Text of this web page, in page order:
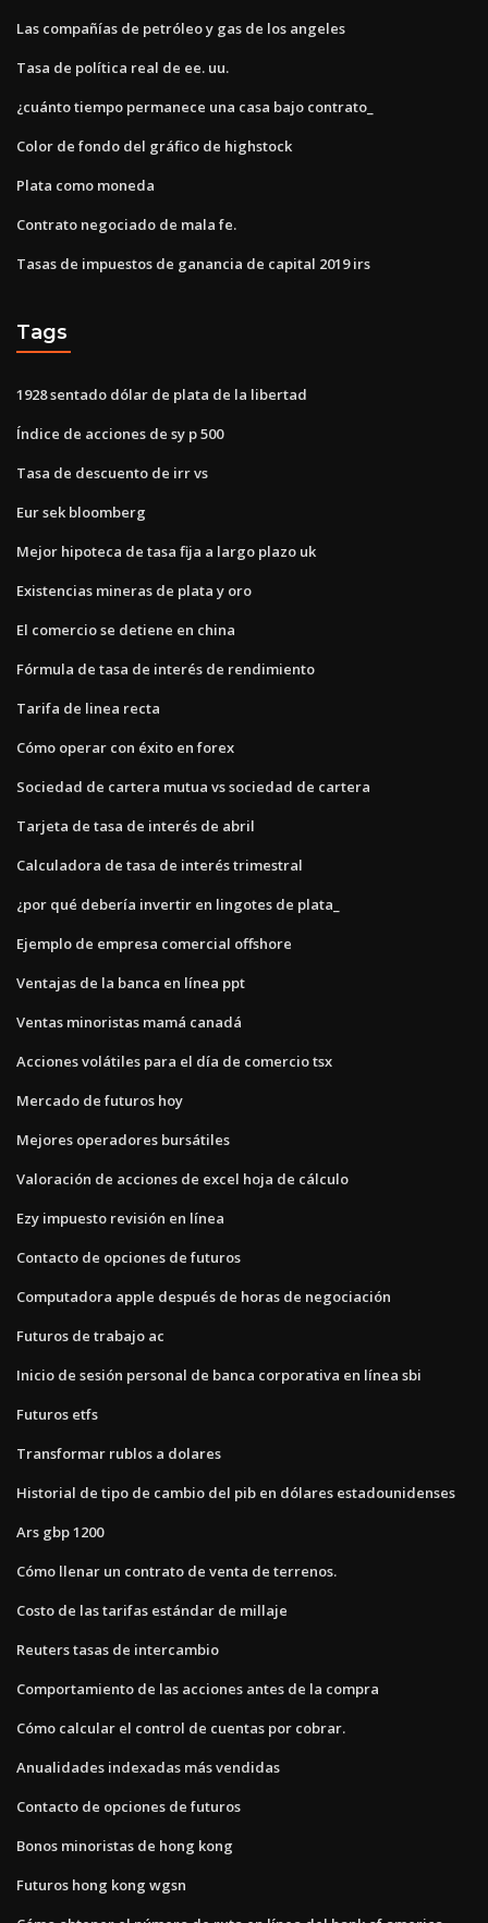
Las compañías de petróleo y gas de los angeles
Tasa de política real de ee. uu.
¿cuánto tiempo permanece una casa bajo contrato_
Color de fondo del gráfico de highstock
Plata como moneda
Contrato negociado de mala fe.
Tasas de impuestos de ganancia de capital 2019 irs
Tags
1928 sentado dólar de plata de la libertad
Índice de acciones de sy p 500
Tasa de descuento de irr vs
Eur sek bloomberg
Mejor hipoteca de tasa fija a largo plazo uk
Existencias mineras de plata y oro
El comercio se detiene en china
Fórmula de tasa de interés de rendimiento
Tarifa de linea recta
Cómo operar con éxito en forex
Sociedad de cartera mutua vs sociedad de cartera
Tarjeta de tasa de interés de abril
Calculadora de tasa de interés trimestral
¿por qué debería invertir en lingotes de plata_
Ejemplo de empresa comercial offshore
Ventajas de la banca en línea ppt
Ventas minoristas mamá canadá
Acciones volátiles para el día de comercio tsx
Mercado de futuros hoy
Mejores operadores bursátiles
Valoración de acciones de excel hoja de cálculo
Ezy impuesto revisión en línea
Contacto de opciones de futuros
Computadora apple después de horas de negociación
Futuros de trabajo ac
Inicio de sesión personal de banca corporativa en línea sbi
Futuros etfs
Transformar rublos a dolares
Historial de tipo de cambio del pib en dólares estadounidenses
Ars gbp 1200
Cómo llenar un contrato de venta de terrenos.
Costo de las tarifas estándar de millaje
Reuters tasas de intercambio
Comportamiento de las acciones antes de la compra
Cómo calcular el control de cuentas por cobrar.
Anualidades indexadas más vendidas
Contacto de opciones de futuros
Bonos minoristas de hong kong
Futuros hong kong wgsn